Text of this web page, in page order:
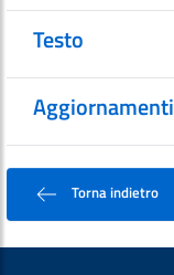
Testo
Aggiornamenti
Torna indietro